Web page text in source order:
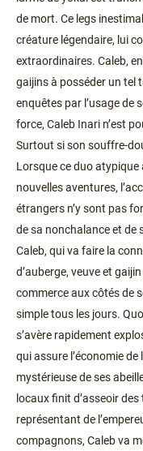
de mort. Ce legs
créature légendaire, lui
extraordinaires. Caleb,
gaijins à posséder un tel
enquêtes par l’usage de
force, Caleb Inari n’est
Surtout si son souffre-
Lorsque ce duo atypique
nouvelles aventures,
étrangers n’y sont pas
de sa nonchalance et
Caleb, qui va faire la
d’auberge, veuve et
commerce aux côtés de
simple tous les jours.
s’avère rapidement
qui assure l’économie
mystérieuse de ses
locaux finit d’asseoir
représentant de
compagnons, Caleb va